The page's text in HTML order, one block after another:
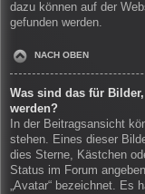
dazu können auf der
gefunden werden.
NACH OBEN
Was sind das für
werden?
In der Beitragsansicht
stehen. Eines dieser
dies Sterne, Kästchen
Status im Forum
„Avatar“ bezeichnet. Es